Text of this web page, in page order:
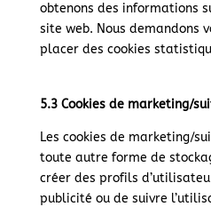
obtenons des informations
site web. Nous demandons
placer des cookies
5.3 Cookies de marketing/
Les cookies de marketing/
toute autre forme de
créer des profils
publicité ou de suivre